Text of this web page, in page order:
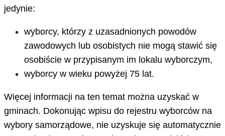
jedynie:
wyborcy, którzy z uzasadnionych powodów
zawodowych lub osobistych nie mogą stawić się
osobiście w przypisanym im lokalu wyborczym,
wyborcy w wieku powyżej 75 lat.
Więcej informacji na ten temat można uzyskać w
gminach. Dokonując wpisu do rejestru wyborców na
wybory samorządowe, nie uzyskuje się automatycznie